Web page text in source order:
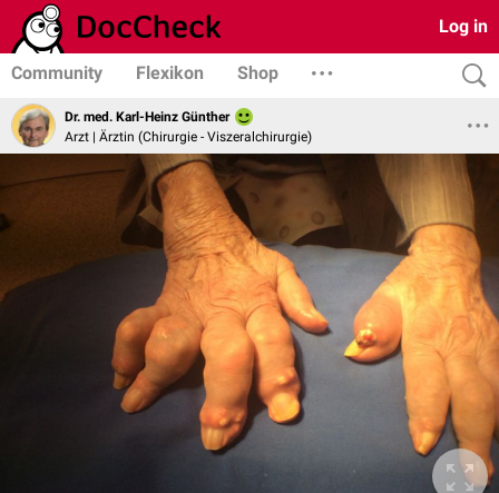
Log in
Community Flexikon Shop
Dr. med. Karl-Heinz Günther
Arzt | Ärztin (Chirurgie - Viszeralchirurgie)